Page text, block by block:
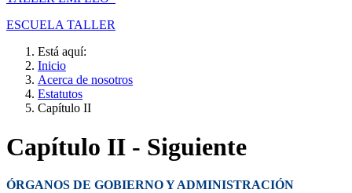
ESCUELA TALLER
Está aquí:
Inicio
Acerca de nosotros
Estatutos
Capítulo II
Capítulo II - Siguiente
ÓRGANOS DE GOBIERNO Y ADMINISTRACIÓN